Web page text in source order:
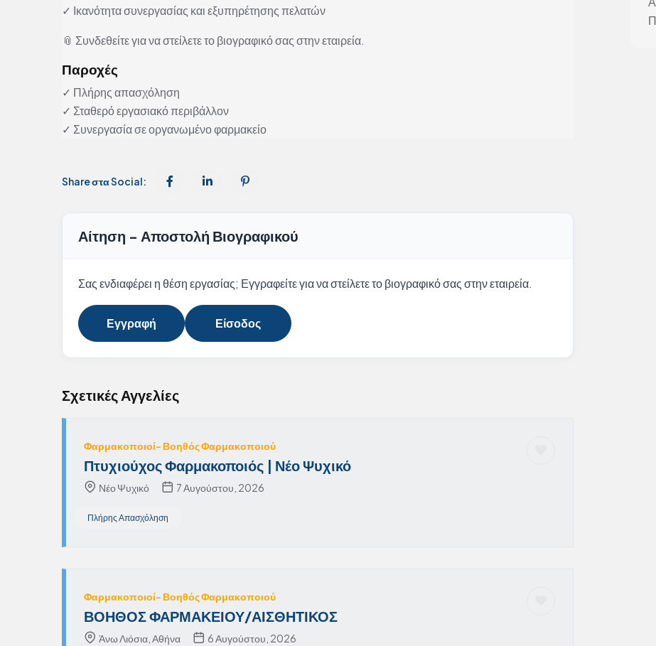
✓ Ικανότητα συνεργασίας και εξυπηρέτησης πελατών
📎 Συνδεθείτε για να στείλετε το βιογραφικό σας στην εταιρεία.
Παροχές
✓ Πλήρης απασχόληση
✓ Σταθερό εργασιακό περιβάλλον
✓ Συνεργασία σε οργανωμένο φαρμακείο
Share στα Social:
Αίτηση - Αποστολή Βιογραφικού
Σας ενδιαφέρει η θέση εργασίας; Εγγραφείτε για να στείλετε το βιογραφικό σας στην εταιρεία.
Εγγραφή Είσοδος
Σχετικές Αγγελίες
Φαρμακοποιοί- Βοηθός Φαρμακοποιού
Πτυχιούχος Φαρμακοποιός | Νέο Ψυχικό
Νέο Ψυχικό 7 Αυγούστου, 2026
Πλήρης Απασχόληση
Φαρμακοποιοί- Βοηθός Φαρμακοποιού
ΒΟΗΘΟΣ ΦΑΡΜΑΚΕΙΟΥ/ΑΙΣΘΗΤΙΚΟΣ
Άνω Λιόσια, Αθήνα 6 Αυγούστου, 2026